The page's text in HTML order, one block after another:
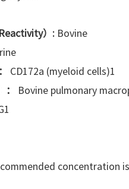
）: Bovine
CD172a (myeloid cells)1
Bovine pulmonary
concentration